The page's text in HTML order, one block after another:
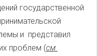
государственной
и представил
проблем (см.